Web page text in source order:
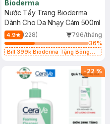
Bioderma
Nước Tẩy Trang Bioderma
Dành Cho Da Nhạy Cảm 500ml
4.9 (228)
796/tháng
36%
Bill 399k Bioderma Tặng Bông
-22 %